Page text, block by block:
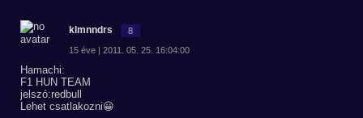
klmnndrs 8
15 éve | 2011. 05. 25. 16:04:00
Hamachi:
F1 HUN TEAM
jelszó:redbull
Lehet csatlakozni😀